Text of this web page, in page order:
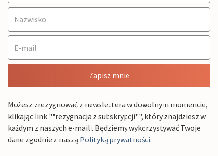
Zapisz mnie
Możesz zrezygnować z newslettera w dowolnym momencie,
klikając link ""rezygnacja z subskrypcji"", który znajdziesz w
każdym z naszych e-maili. Będziemy wykorzystywać Twoje
dane zgodnie z naszą Polityką prywatności.